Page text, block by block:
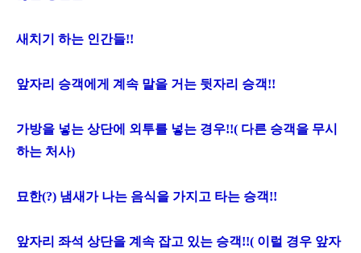
새치기 하는 인간들!!
앞자리 승객에게 계속 말을 거는 뒷자리 승객!!
가방을 넣는 상단에 외투를 넣는 경우!!( 다른 승객을 무시
하는 처사)
묘한(?) 냄새가 나는 음식을 가지고 타는 승객!!
앞자리 좌석 상단을 계속 잡고 있는 승객!!( 이럴 경우 앞자